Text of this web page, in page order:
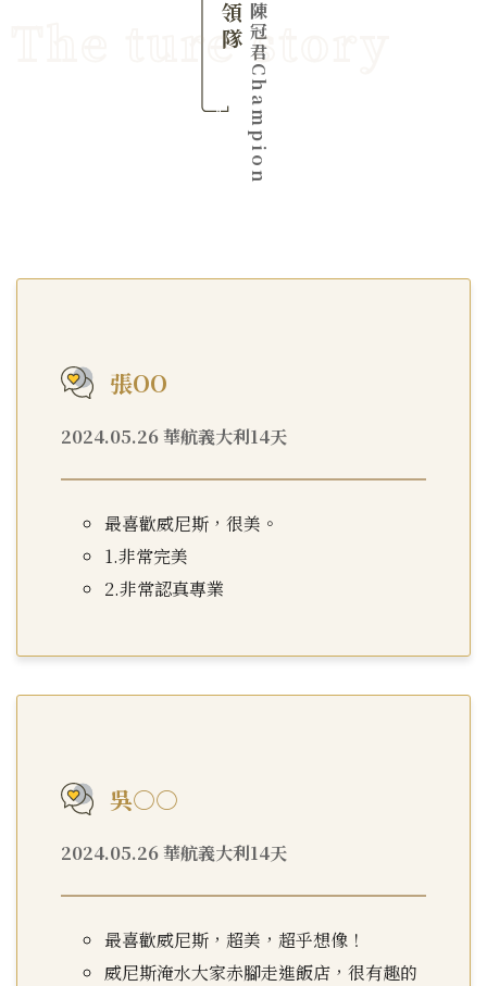
領隊陳冠君Champion
張OO
2024.05.26 華航義大利14天
最喜歡威尼斯，很美。
1.非常完美
2.非常認真專業
吳○○
2024.05.26 華航義大利14天
最喜歡威尼斯，超美，超乎想像！
威尼斯淹水大家赤腳走進飯店，很有趣的